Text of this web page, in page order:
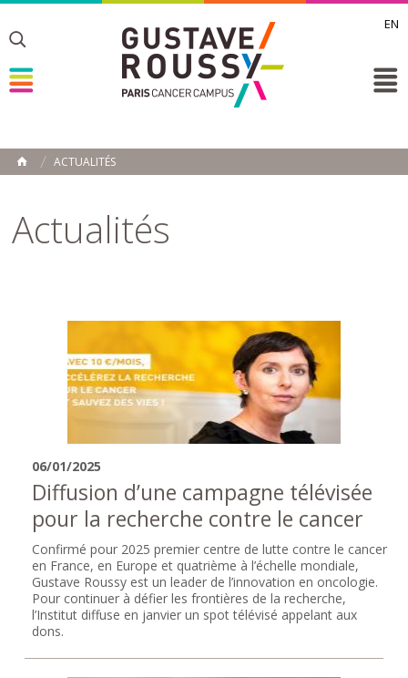
EN
Toggle
Toggle
ACCUEIL
ACTUALITÉS
Actualités
06/01/2025
Diffusion d’une campagne télévisée
pour la recherche contre le cancer
Confirmé pour 2025 premier centre de lutte contre le cancer
en France, en Europe et quatrième à l’échelle mondiale,
Gustave Roussy est un leader de l’innovation en oncologie.
Pour continuer à défier les frontières de la recherche,
l’Institut diffuse en janvier un spot télévisé appelant aux
dons.